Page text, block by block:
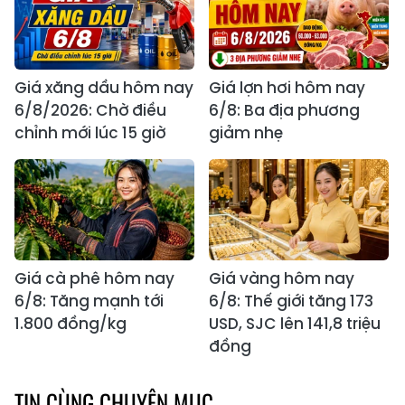
Giá xăng dầu hôm nay
6/8/2026: Chờ điều
chỉnh mới lúc 15 giờ
Giá lợn hơi hôm nay
6/8: Ba địa phương
giảm nhẹ
Giá cà phê hôm nay
6/8: Tăng mạnh tới
1.800 đồng/kg
Giá vàng hôm nay
6/8: Thế giới tăng 173
USD, SJC lên 141,8 triệu
đồng